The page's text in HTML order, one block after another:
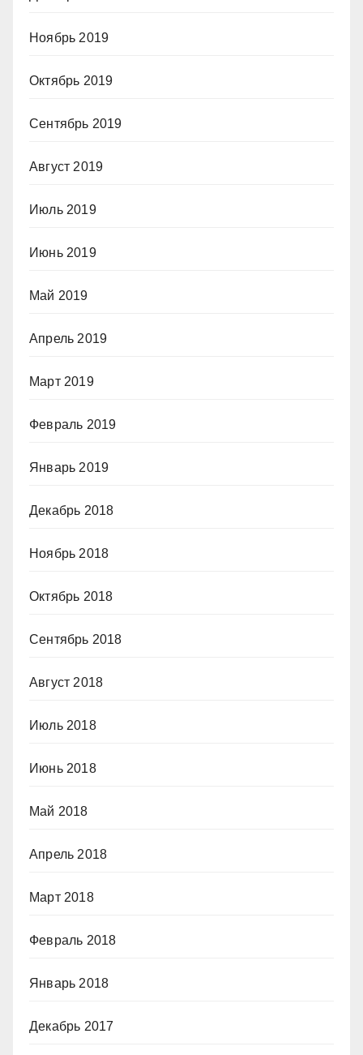
Ноябрь 2019
Октябрь 2019
Сентябрь 2019
Август 2019
Июль 2019
Июнь 2019
Май 2019
Апрель 2019
Март 2019
Февраль 2019
Январь 2019
Декабрь 2018
Ноябрь 2018
Октябрь 2018
Сентябрь 2018
Август 2018
Июль 2018
Июнь 2018
Май 2018
Апрель 2018
Март 2018
Февраль 2018
Январь 2018
Декабрь 2017